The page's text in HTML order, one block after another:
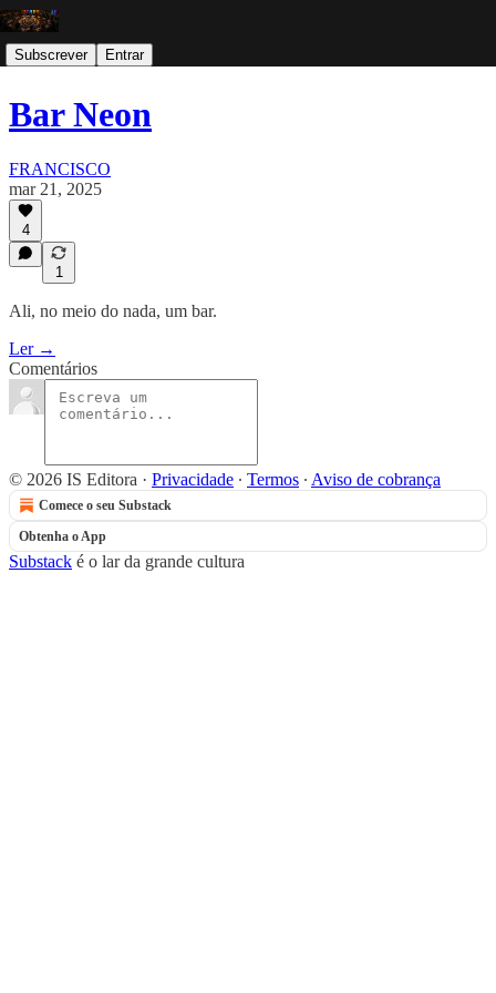
Subscrever Entrar
Bar Neon
FRANCISCO
mar 21, 2025
4
1
Ali, no meio do nada, um bar.
Ler →
Comentários
© 2026 IS Editora · Privacidade ∙ Termos ∙ Aviso de cobrança
Comece o seu Substack
Obtenha o App
Substack é o lar da grande cultura